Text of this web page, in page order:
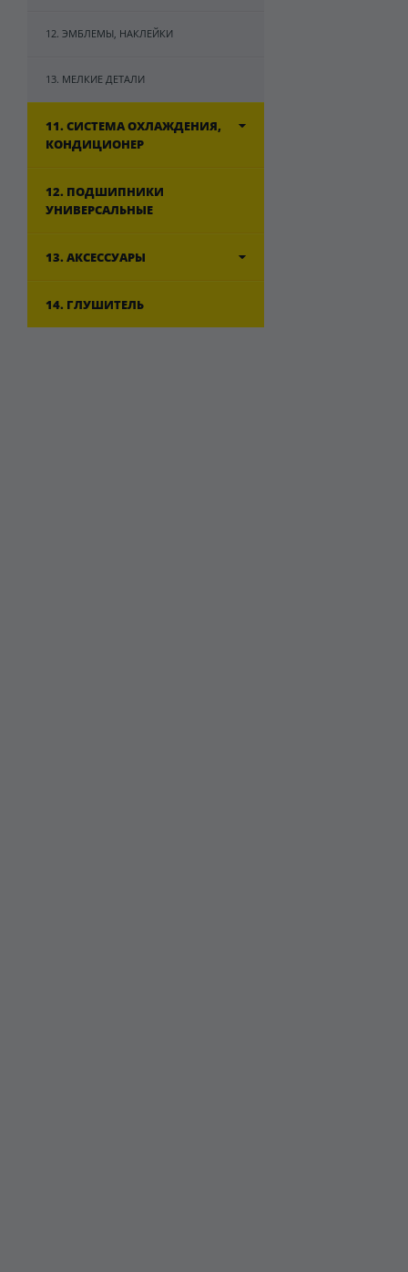
12. ЭМБЛЕМЫ, НАКЛЕЙКИ
13. МЕЛКИЕ ДЕТАЛИ
11. СИСТЕМА ОХЛАЖДЕНИЯ,
КОНДИЦИОНЕР
12. ПОДШИПНИКИ
УНИВЕРСАЛЬНЫЕ
13. АКСЕССУАРЫ
14. ГЛУШИТЕЛЬ